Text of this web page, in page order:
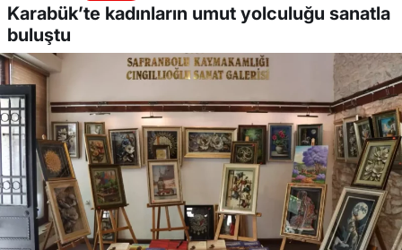
Karabük’te kadınların umut yolculuğu sanatla
buluştu